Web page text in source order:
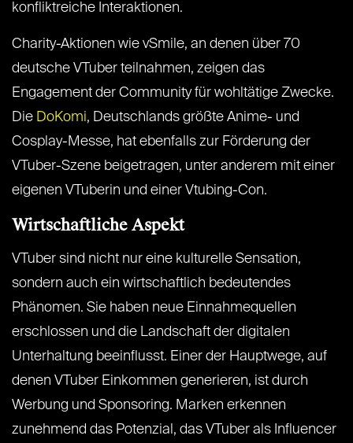
konfliktreiche Interaktionen​​.
Charity-Aktionen wie vSmile, an denen über 70
deutsche VTuber teilnahmen, zeigen das
Engagement der Community für wohltätige Zwecke.
Die DoKomi, Deutschlands größte Anime- und
Cosplay-Messe, hat ebenfalls zur Förderung der
VTuber-Szene beigetragen, unter anderem mit einer
eigenen VTuberin und einer Vtubing-Con​​.
Wirtschaftliche Aspekt
VTuber sind nicht nur eine kulturelle Sensation,
sondern auch ein wirtschaftlich bedeutendes
Phänomen. Sie haben neue Einnahmequellen
erschlossen und die Landschaft der digitalen
Unterhaltung beeinflusst. Einer der Hauptwege, auf
denen VTuber Einkommen generieren, ist durch
Werbung und Sponsoring. Marken erkennen
zunehmend das Potenzial, das VTuber als Influencer